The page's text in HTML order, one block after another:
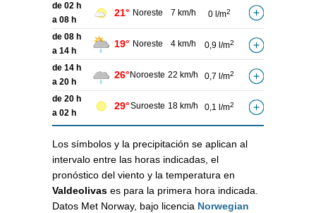
de 02 h
a 08 h
21° Noreste 7 km/h 0 l/m2
de 08 h
a 14 h
19° Noreste 4 km/h 0,9 l/m2
de 14 h
a 20 h
26° Noroeste 22 km/h 0,7 l/m2
de 20 h
a 02 h
29°Suroeste 18 km/h 0,1 l/m2
Los símbolos y la precipitación se aplican al
intervalo entre las horas indicadas, el
pronóstico del viento y la temperatura en
Valdeolivas es para la primera hora indicada.
Datos Met Norway, bajo licencia Norwegian